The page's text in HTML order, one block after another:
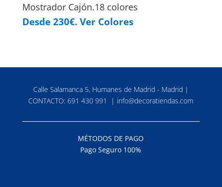
Mostrador Cajón.18 colores
Desde 230€. Ver Colores
Calle Salamanca 5, Humanes de Madrid - Madrid |
CONTACTO:691 430 991 | info@decoratiendas.com
MÉTODOS DE PAGO
Pago Seguro 100%